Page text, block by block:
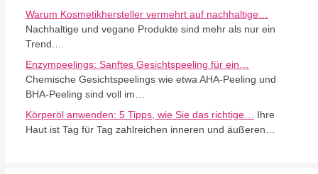
Warum Kosmetikhersteller vermehrt auf nachhaltige…
Nachhaltige und vegane Produkte sind mehr als nur ein
Trend.…
Enzympeelings: Sanftes Gesichtspeeling für ein…
Chemische Gesichtspeelings wie etwa AHA-Peeling und
BHA-Peeling sind voll im…
Körperöl anwenden: 5 Tipps, wie Sie das richtige…
Ihre
Haut ist Tag für Tag zahlreichen inneren und äußeren…